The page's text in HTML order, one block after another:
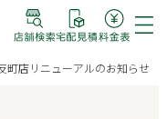
町店リニューアルのお知らせ